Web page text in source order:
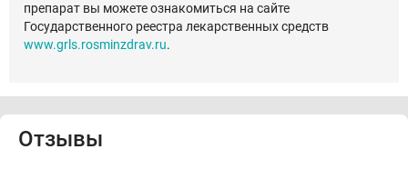
препарат вы можете ознакомиться на сайте
Государственного реестра лекарственных средств
www.grls.rosminzdrav.ru.
Отзывы